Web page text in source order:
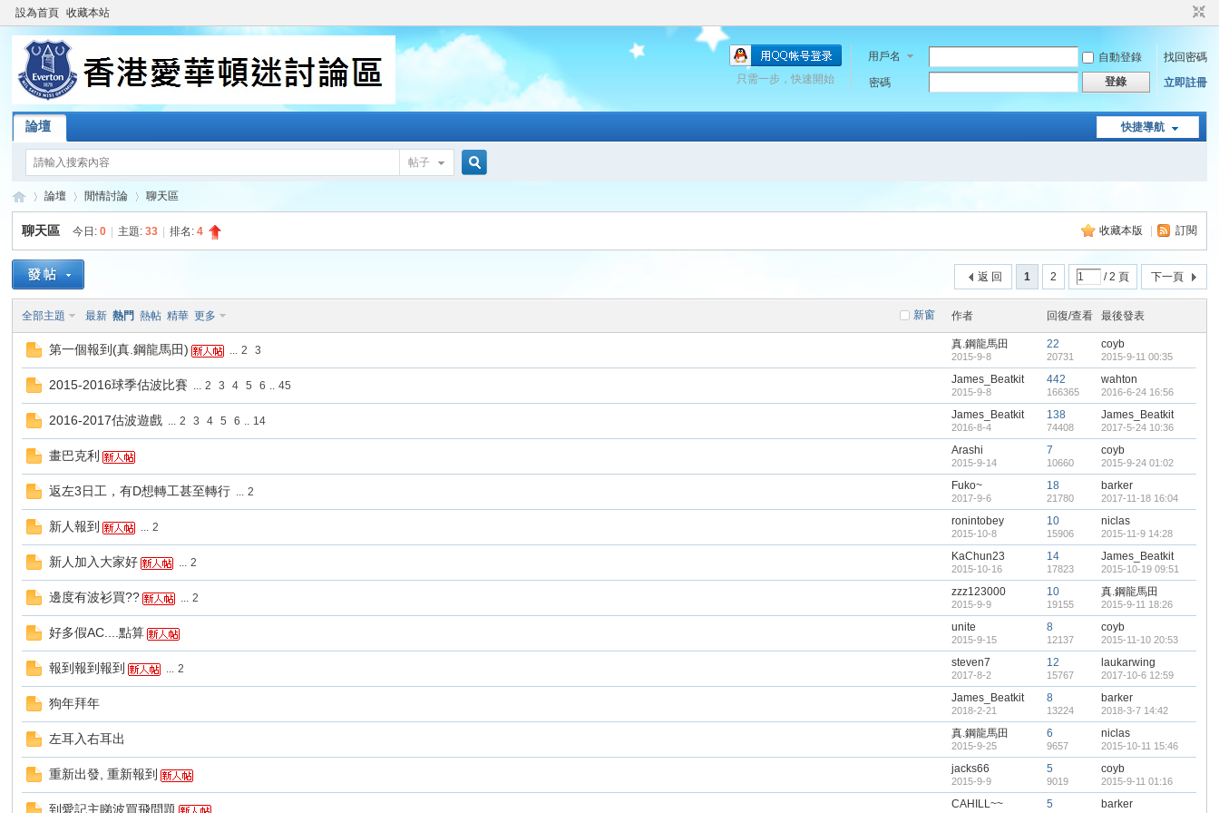
設為首頁 收藏本站
用戶名 自動登錄
找回密碼
密碼
登錄 立即註冊
只需一步，快速開始
快捷導航
論壇
帖子
香 »
論壇
›
閒情討論 聊天區
收藏本版 訂閱
聊天區 今日:0 主題:33 排名:4
1 2 / 2 頁 下一頁
返 回
新窗
全部主題 最新 熱門 熱帖 精華 更多 作者 回復/查看 最後發表
第一個報到(真.鋼龍馬田) ... 2 3 真.鋼龍馬田
2015-9-8
22
20731
coyb
2015-9-11 00:35
2015-2016球季估波比賽 ... 2 3 4 5 6 .. 45 James_Beatkit
2015-9-8
442
166365
wahton
2016-6-24 16:56
2016-2017估波遊戲 ... 2 3 4 5 6 .. 14 James_Beatkit
2016-8-4
138
74408
James_Beatkit
2017-5-24 10:36
畫巴克利 Arashi
2015-9-14
7
10660
coyb
2015-9-24 01:02
返左3日工，有D想轉工甚至轉行 ... 2 Fuko~
2017-9-6
18
21780
barker
2017-11-18 16:04
新人報到 ... 2 ronintobey
2015-10-8
10
15906
niclas
2015-11-9 14:28
新人加入大家好 ... 2 KaChun23
2015-10-16
14
17823
James_Beatkit
2015-10-19 09:51
邊度有波衫買?? ... 2 zzz123000
2015-9-9
10
19155
真.鋼龍馬田
2015-9-11 18:26
好多假AC....點算 unite
2015-9-15
8
12137
coyb
2015-11-10 20:53
報到報到報到 ... 2 steven7
2017-8-2
12
15767
laukarwing
2017-10-6 12:59
狗年拜年 James_Beatkit
2018-2-21
8
13224
barker
2018-3-7 14:42
左耳入右耳出 真.鋼龍馬田
2015-9-25
6
9657
niclas
2015-10-11 15:46
重新出發, 重新報到 jacks66
2015-9-9
5
9019
coyb
2015-9-11 01:16
到愛記主睇波買飛問題 CAHILL~~ 5 barker